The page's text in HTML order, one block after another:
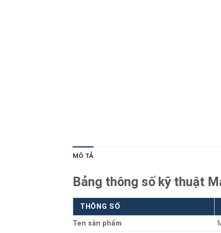
MÔ TẢ
Bảng thông số kỹ thuật
THÔNG SỐ
Ten sản phẩm